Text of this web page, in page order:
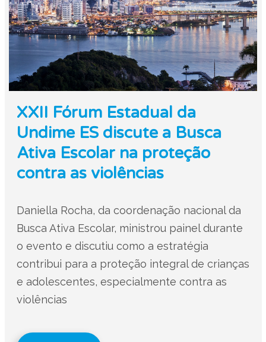
XXII Fórum Estadual da
Undime ES discute a Busca
Ativa Escolar na proteção
contra as violências
Daniella Rocha, da coordenação nacional da
Busca Ativa Escolar, ministrou painel durante
o evento e discutiu como a estratégia
contribui para a proteção integral de crianças
e adolescentes, especialmente contra as
violências